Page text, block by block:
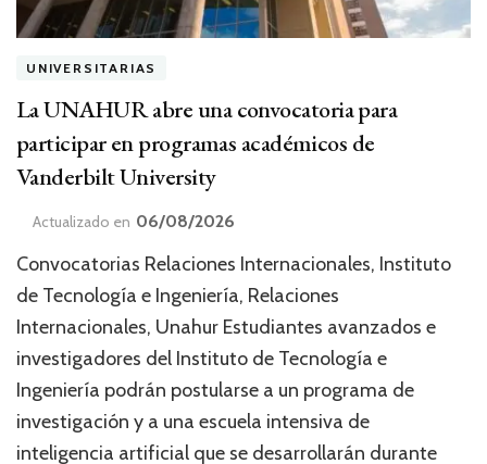
UNIVERSITARIAS
La UNAHUR abre una convocatoria para
participar en programas académicos de
Vanderbilt University
Actualizado en 06/08/2026
Convocatorias Relaciones Internacionales, Instituto
de Tecnología e Ingeniería, Relaciones
Internacionales, Unahur Estudiantes avanzados e
investigadores del Instituto de Tecnología e
Ingeniería podrán postularse a un programa de
investigación y a una escuela intensiva de
inteligencia artificial que se desarrollarán durante